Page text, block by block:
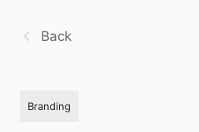
Back
Branding